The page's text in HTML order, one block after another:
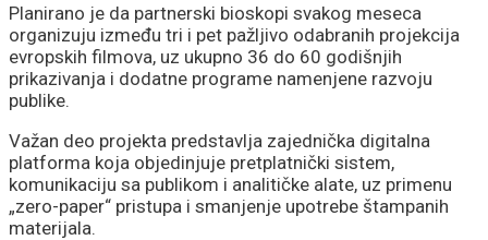
Planirano je da partnerski bioskopi svakog meseca
organizuju između tri i pet pažljivo odabranih projekcija
evropskih filmova, uz ukupno 36 do 60 godišnjih
prikazivanja i dodatne programe namenjene razvoju
publike.
Važan deo projekta predstavlja zajednička digitalna
platforma koja objedinjuje pretplatnički sistem,
komunikaciju sa publikom i analitičke alate, uz primenu
„zero-paper“ pristupa i smanjenje upotrebe štampanih
materijala.